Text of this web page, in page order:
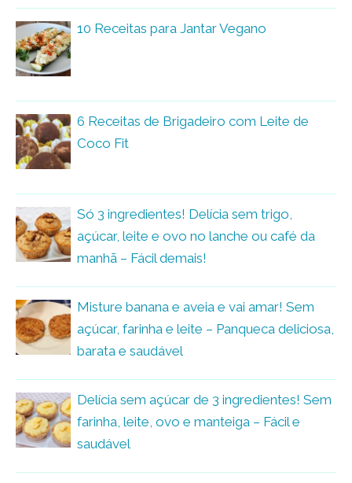
10 Receitas para Jantar Vegano
6 Receitas de Brigadeiro com Leite de
Coco Fit
Só 3 ingredientes! Delícia sem trigo,
açúcar, leite e ovo no lanche ou café da
manhã – Fácil demais!
Misture banana e aveia e vai amar! Sem
açúcar, farinha e leite – Panqueca deliciosa,
barata e saudável
Delícia sem açúcar de 3 ingredientes! Sem
farinha, leite, ovo e manteiga – Fácil e
saudável